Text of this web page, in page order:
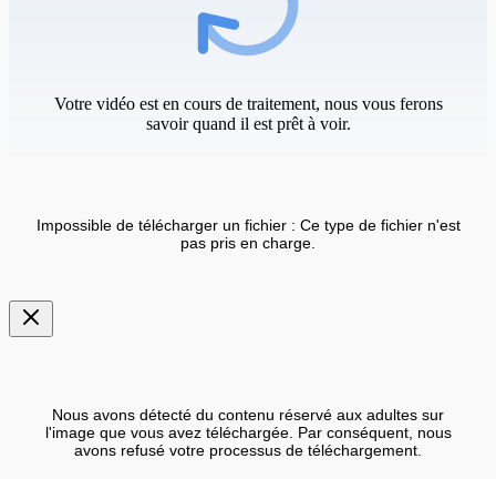
Votre vidéo est en cours de traitement, nous vous ferons
savoir quand il est prêt à voir.
Impossible de télécharger un fichier : Ce type de fichier n'est
pas pris en charge.
Nous avons détecté du contenu réservé aux adultes sur
l'image que vous avez téléchargée. Par conséquent, nous
avons refusé votre processus de téléchargement.